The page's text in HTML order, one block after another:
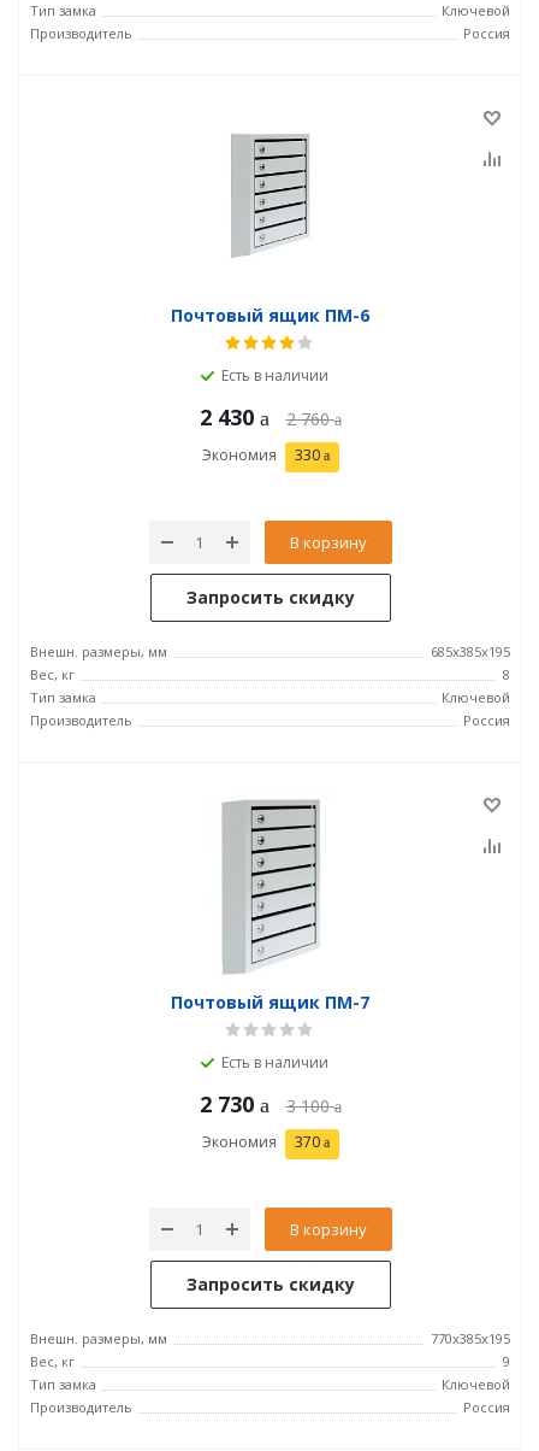
Тип замка
Ключевой
Производитель
Россия
Почтовый ящик ПМ-6
Есть в наличии
2 430 2 760
Экономия 330
В корзину
Запросить скидку
Внешн. размеры, мм
685х385х195
Вес, кг
8
Тип замка
Ключевой
Производитель
Россия
Почтовый ящик ПМ-7
Есть в наличии
2 730 3 100
Экономия 370
В корзину
Запросить скидку
Внешн. размеры, мм
770х385х195
Вес, кг
9
Тип замка
Ключевой
Производитель
Россия